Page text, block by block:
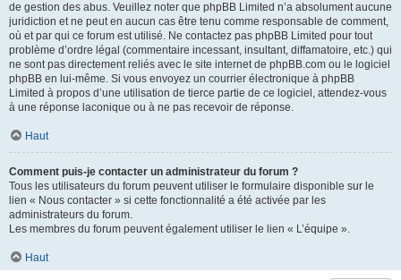
de gestion des abus. Veuillez noter que phpBB Limited n’a absolument aucune
juridiction et ne peut en aucun cas être tenu comme responsable de comment,
où et par qui ce forum est utilisé. Ne contactez pas phpBB Limited pour tout
problème d’ordre légal (commentaire incessant, insultant, diffamatoire, etc.) qui
ne sont pas directement reliés avec le site internet de phpBB.com ou le logiciel
phpBB en lui-même. Si vous envoyez un courrier électronique à phpBB
Limited à propos d’une utilisation de tierce partie de ce logiciel, attendez-vous
à une réponse laconique ou à ne pas recevoir de réponse.
Haut
Comment puis-je contacter un administrateur du forum ?
Tous les utilisateurs du forum peuvent utiliser le formulaire disponible sur le
lien « Nous contacter » si cette fonctionnalité a été activée par les
administrateurs du forum.
Les membres du forum peuvent également utiliser le lien « L’équipe ».
Haut